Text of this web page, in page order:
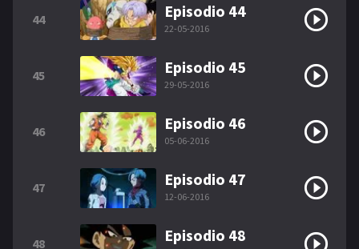
44 Episodio 44
22-05-2016
45 Episodio 45
29-05-2016
46 Episodio 46
05-06-2016
47 Episodio 47
12-06-2016
48 Episodio 48